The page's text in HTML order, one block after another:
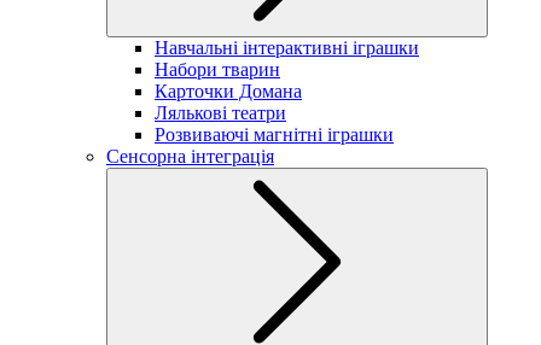
Навчальні інтерактивні іграшки
Набори тварин
Карточки Домана
Лялькові театри
Розвиваючі магнітні іграшки
Сенсорна інтеграція